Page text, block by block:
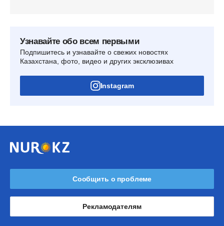
Узнавайте обо всем первыми
Подпишитесь и узнавайте о свежих новостях
Казахстана, фото, видео и других эксклюзивах
Instagram
Сообщить о проблеме
Рекламодателям